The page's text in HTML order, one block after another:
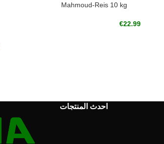
Mahmoud-Reis 10 kg
€22.99
احدث المنتجات